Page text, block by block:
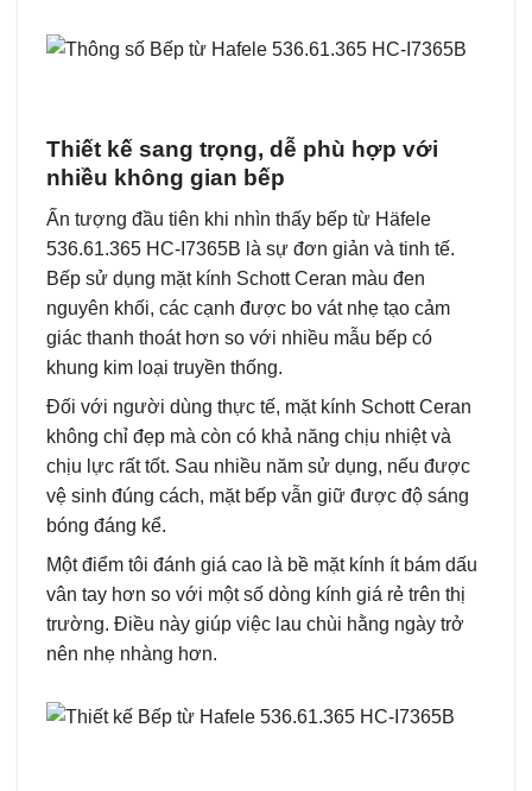
Thiết kế sang trọng, dễ phù hợp với
nhiều không gian bếp
Ấn tượng đầu tiên khi nhìn thấy bếp từ Häfele
536.61.365 HC-I7365B là sự đơn giản và tinh tế.
Bếp sử dụng mặt kính Schott Ceran màu đen
nguyên khối, các cạnh được bo vát nhẹ tạo cảm
giác thanh thoát hơn so với nhiều mẫu bếp có
khung kim loại truyền thống.
Đối với người dùng thực tế, mặt kính Schott Ceran
không chỉ đẹp mà còn có khả năng chịu nhiệt và
chịu lực rất tốt. Sau nhiều năm sử dụng, nếu được
vệ sinh đúng cách, mặt bếp vẫn giữ được độ sáng
bóng đáng kể.
Một điểm tôi đánh giá cao là bề mặt kính ít bám dấu
vân tay hơn so với một số dòng kính giá rẻ trên thị
trường. Điều này giúp việc lau chùi hằng ngày trở
nên nhẹ nhàng hơn.